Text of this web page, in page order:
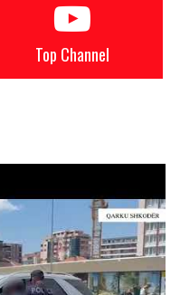
Top Channel